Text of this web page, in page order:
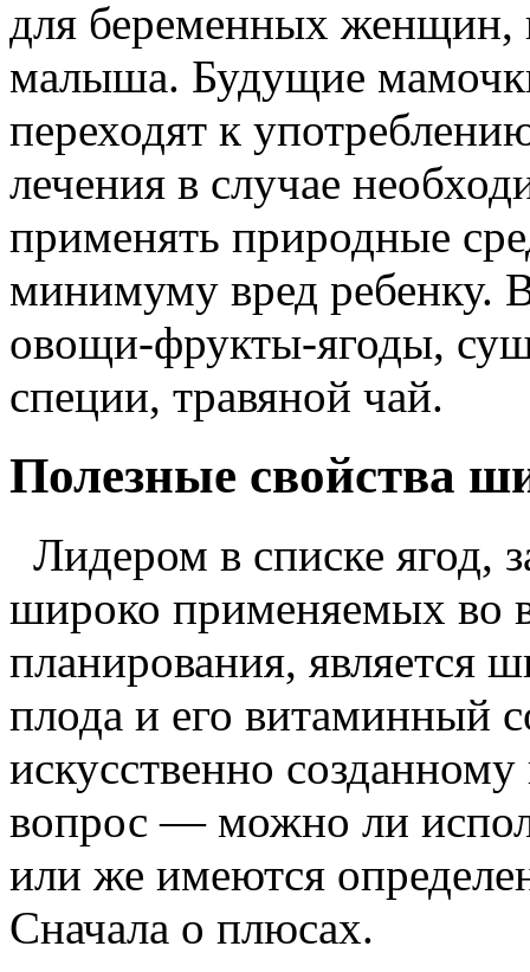
для беременных женщин,
малыша. Будущие
переходят к
лечения в случае
применять природные
минимуму вред ребенку.
овощи-фрукты-ягоды,
специи, травяной чай.
Полезные свойства
Лидером в списке ягод,
широко применяемых во
планирования, является
плода и его витаминный
искусственно
вопрос — можно ли
или же имеются
Сначала о плюсах.